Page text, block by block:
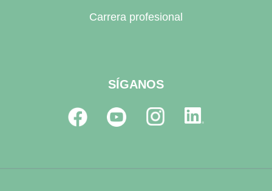
Carrera profesional
SÍGANOS